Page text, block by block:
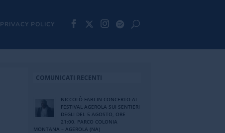
PRIVACY POLICY
COMUNICATI RECENTI
NICCOLÒ FABI IN CONCERTO AL
FESTIVAL AGEROLA SUI SENTIERI
DEGLI DEI. 5 AGOSTO, ORE
21:00. PARCO COLONIA
MONTANA – AGEROLA (NA)